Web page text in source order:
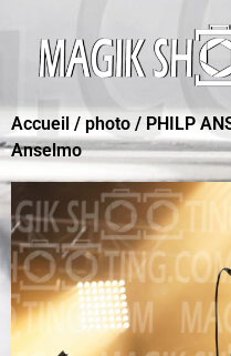
Accueil / photo / PHILP
Anselmo